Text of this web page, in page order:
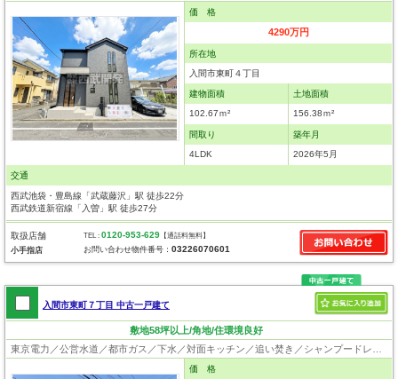
価 格
4290万円
所在地
入間市東町４丁目
建物面積
102.67ｍ²
土地面積
156.38ｍ²
間取り
4LDK
築年月
2026年5月
交通
西武池袋・豊島線「武蔵藤沢」駅 徒歩22分
西武鉄道新宿線「入曽」駅 徒歩27分
取扱店舗
小手指店
TEL :0120-953-629 【通話料無料】
お問い合わせ物件番号：03226070601
入間市東町７丁目 中古一戸建て
敷地58坪以上/角地/住環境良好
東京電力／公営水道／都市ガス／下水／対面キッチン／追い焚き／シャンプードレッサー／ウォシュレット／システムキッチン／フローリング／クローゼット
価 格